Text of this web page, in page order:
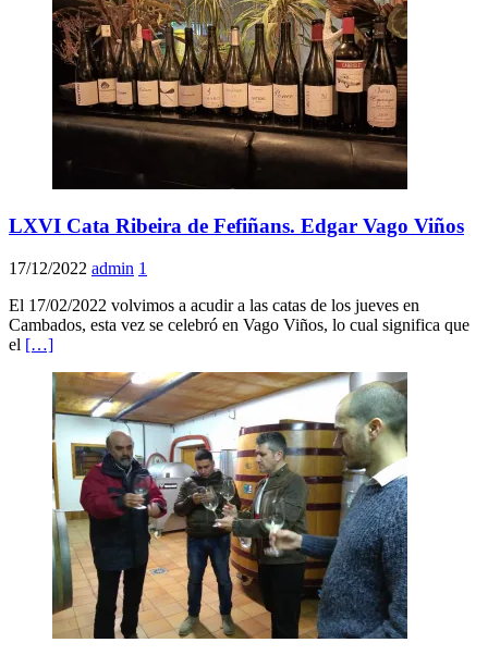
LXVI Cata Ribeira de Fefiñans. Edgar Vago Viños
17/12/2022 admin 1
El 17/02/2022 volvimos a acudir a las catas de los jueves en
Cambados, esta vez se celebró en Vago Viños, lo cual significa que
el […]